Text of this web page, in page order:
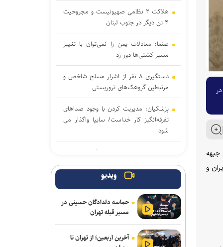
جبهه
و
هلاکت ۲ نظامی صهیونیست و مجروحیت
۴ تن دیگر در جنوب لبنان
صنعا: معادلات یمن را نمی‌توان با تغییر
مسیر کشتی‌ها دور زد
دستگیری ۸ نفر از اشرار مسلح شاخص و
مرتبطین گروهک‌های تروریستی
پزشکیان: مدیریت کردن با وجود صداهای
تفرقه‌انگیز کار خداست/ سایپا واگذار می
شود
مذاکرات ایران-عمان درباره تنگه هرمز ادامه
دارد/ بیانیه مشترک در مرحله تدوین نهایی
تنگه هرمز تشویق می‌کنیم
نشست وزیران خارجه مصر، ترکیه، پاکستان
و عربستان با محوریت تحولات منطقه
ویدیو
حماسه دلدادگان حسینی در
مسیر قبله تهران
آخرین اربعین؛ از تهران تا